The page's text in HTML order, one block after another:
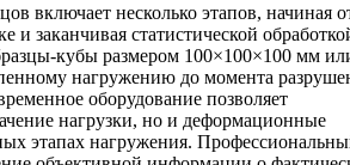
включает несколько этапов, начиная
и заканчивая статистической
кубы размером 100×100×100 мм
нагружению до момента
оборудование позволяет
нагрузки, но и деформационные
этапах нагружения.